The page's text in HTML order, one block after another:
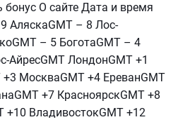
бонус О сайте Дата и время
АляскаGMT – 8 Лос-
– 5 БоготаGMT – 4
АйресGMT ЛондонGMT +1
МоскваGMT +4 ЕреванGMT
+7 КрасноярскGMT +8
+10 ВладивостокGMT +12